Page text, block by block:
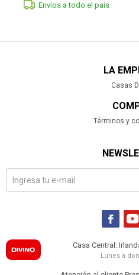
Envíos a todo el pais
LA
Casas
Términos y
 
Casa Central:
Lunes a